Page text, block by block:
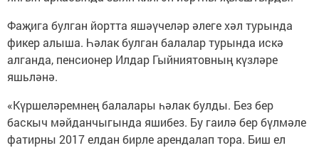
Фаҗига булган йортта яшәүчеләр әлеге хәл турында
фикер алыша. Һәлак булган балалар турында искә
алганда, пенсионер Илдар Гыйниятовның күзләре
яшьләнә.
«Күршеләремнең балалары һәлак булды. Без бер
баскыч мәйданчыгында яшибез. Бу гаилә бер бүлмәле
фатирны 2017 елдан бирле арендалап тора. Биш ел